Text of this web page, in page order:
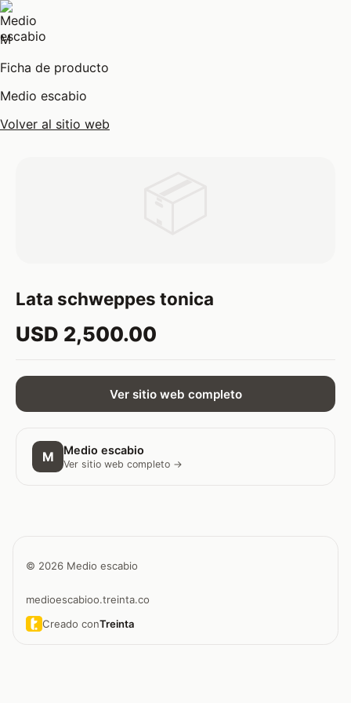
M
Ficha de producto
Medio escabio
Volver al sitio web
Lata schweppes tonica
USD 2,500.00
Ver sitio web completo
M Medio escabio
Ver sitio web completo →
© 2026 Medio escabio
medioescabioo.treinta.co
Creado conTreinta